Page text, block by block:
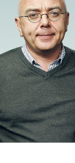
сети
федеральный
в краже денег
ходят
Исследование